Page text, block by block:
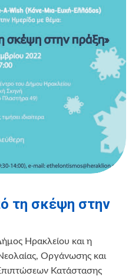
τη σκέψη στην
Ηρακλείου και η
Οργάνωσης και
Κατάστασης